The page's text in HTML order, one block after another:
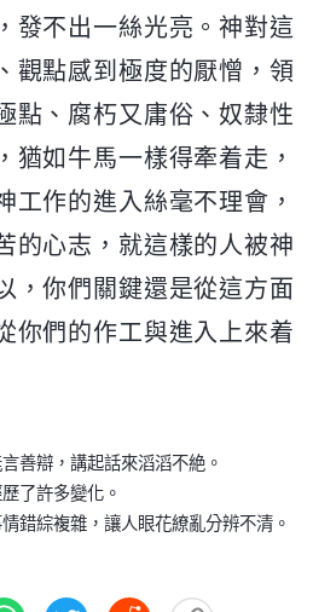
發不出一絲光亮。神對這
觀點感到極度的厭憎，領
點、腐朽又庸俗、奴隸性
猶如牛馬一樣得牽着走，
工作的進入絲毫不理會，
的心志，就這樣的人被神
，你們關鍵還是從這方面
你們的作工與進入上來着
善辯，講起話來滔滔不絶。
了許多變化。
錯綜複雜，讓人眼花繚亂分辨不清。